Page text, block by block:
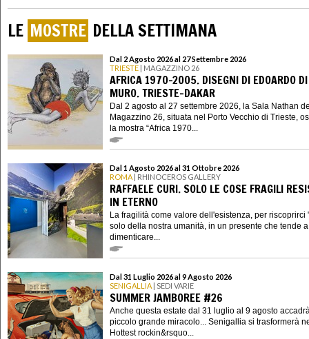
LE MOSTRE DELLA SETTIMANA
Dal 2 Agosto 2026 al 27 Settembre 2026
TRIESTE | MAGAZZINO 26
AFRICA 1970-2005. DISEGNI DI EDOARDO DI
MURO. TRIESTE-DAKAR
Dal 2 agosto al 27 settembre 2026, la Sala Nathan
Magazzino 26, situata nel Porto Vecchio di Trieste,
la mostra “Africa 1970...
Dal 1 Agosto 2026 al 31 Ottobre 2026
ROMA | RHINOCEROS GALLERY
RAFFAELE CURI. SOLO LE COSE FRAGILI
IN ETERNO
La fragilità come valore dell'esistenza, per riscoprirci
solo della nostra umanità, in un presente che tende
dimenticare...
Dal 31 Luglio 2026 al 9 Agosto 2026
SENIGALLIA | SEDI VARIE
SUMMER JAMBOREE #26
Anche questa estate dal 31 luglio al 9 agosto
piccolo grande miracolo... Senigallia si trasformerà
Hottest rockin&rsquo...